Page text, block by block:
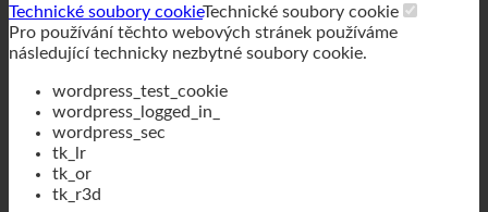
Technické soubory cookieTechnické soubory cookie
Pro používání těchto webových stránek používáme
následující technicky nezbytné soubory cookie.
wordpress_test_cookie
wordpress_logged_in_
wordpress_sec
tk_lr
tk_or
tk_r3d